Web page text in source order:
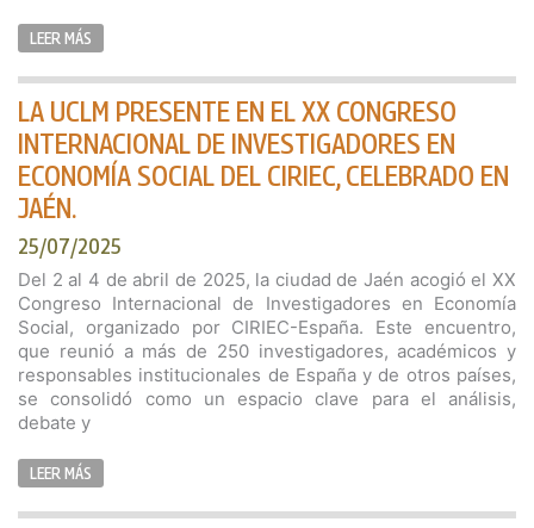
LEER MÁS
LA UCLM PRESENTE EN EL XX CONGRESO
INTERNACIONAL DE INVESTIGADORES EN
ECONOMÍA SOCIAL DEL CIRIEC, CELEBRADO EN
JAÉN.
25/07/2025
Del 2 al 4 de abril de 2025, la ciudad de Jaén acogió el XX
Congreso Internacional de Investigadores en Economía
Social, organizado por CIRIEC-España. Este encuentro,
que reunió a más de 250 investigadores, académicos y
responsables institucionales de España y de otros países,
se consolidó como un espacio clave para el análisis,
debate y
LEER MÁS